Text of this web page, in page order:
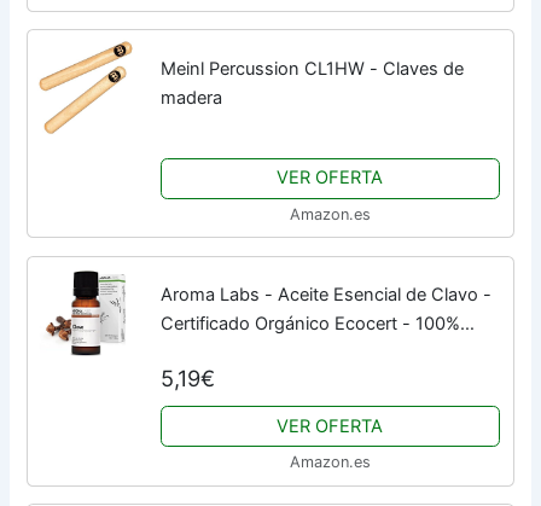
Meinl Percussion CL1HW - Claves de
madera
VER OFERTA
Amazon.es
Aroma Labs - Aceite Esencial de Clavo -
Certificado Orgánico Ecocert - 100%
Composición Bioquímica Garantizados
-...
5,19€
VER OFERTA
Amazon.es